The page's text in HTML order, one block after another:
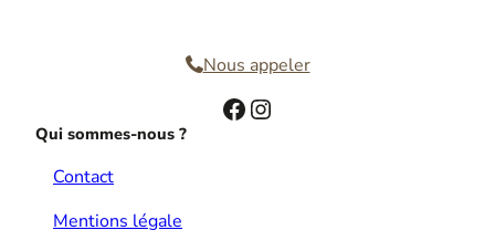
Nous appeler
Facebook Instagram
Qui sommes-nous ?
Contact
Mentions légale